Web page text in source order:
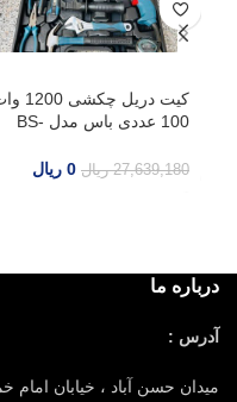
کیت دریل چکشی
100 عددی باس مدل BS-
27,639,180 ریال 0 ریال
درباره ما
آدرس :
میدان حسن آباد ، خیابان امام